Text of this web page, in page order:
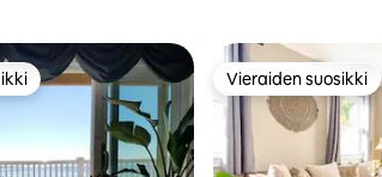
parhaimmistoa Vieraiden suosikki
Vieraiden suosikki